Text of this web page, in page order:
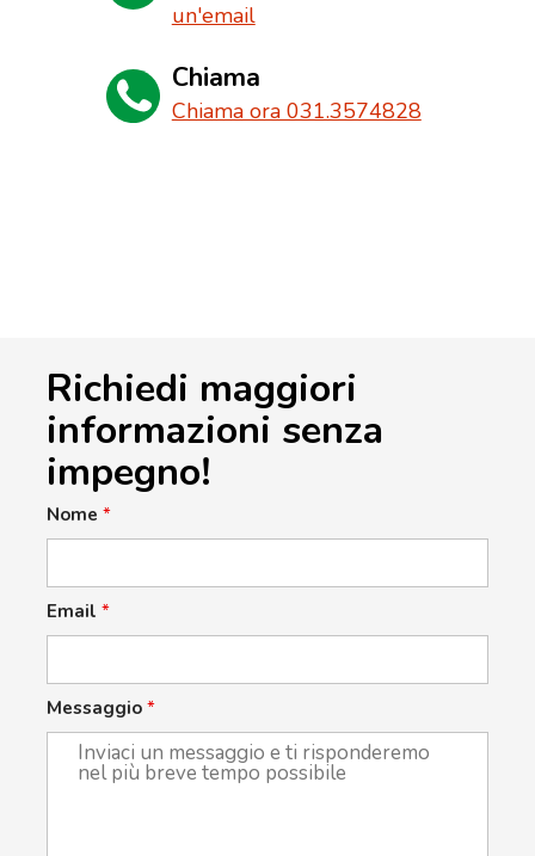
un'email
Chiama
Chiama ora 031.3574828
Richiedi maggiori
informazioni senza
impegno!
Nome *
Email *
Messaggio *